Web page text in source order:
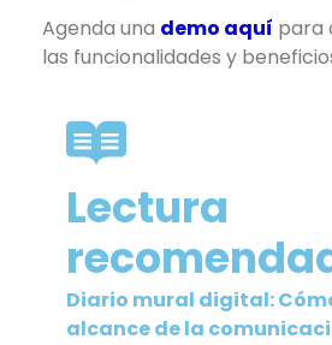
Agenda una demo aquí para
las funcionalidades y
Lectura
Diario mural digital:
alcance de la